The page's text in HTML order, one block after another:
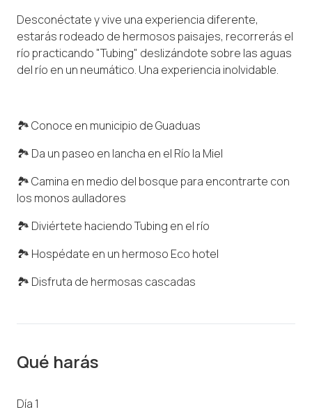
Desconéctate y vive una experiencia diferente,
estarás rodeado de hermosos paisajes, recorrerás el
río practicando "Tubing" deslizándote sobre las aguas
del río en un neumático. Una experiencia inolvidable.
🏞 Conoce en municipio de Guaduas
🏞 Da un paseo en lancha en el Río la Miel
🏞 Camina en medio del bosque para encontrarte con
los monos aulladores
🏞 Diviértete haciendo Tubing en el río
🏞 Hospédate en un hermoso Eco hotel
🏞 Disfruta de hermosas cascadas
Qué harás
Día 1